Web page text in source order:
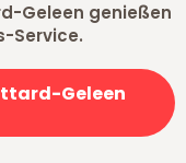
Geleen genießen
Service.
Geleen